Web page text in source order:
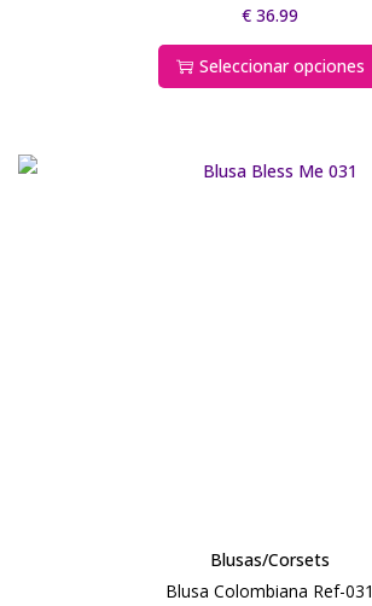
€ 36.99
Seleccionar opciones
Blusas/Corsets
Blusa Colombiana Ref-031